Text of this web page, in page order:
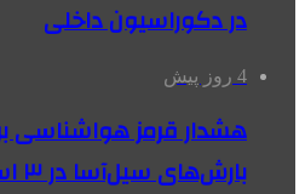
در دکوراسیون داخلی
4 روز پیش
بارش‌های سیل‌آسا در ۳ استان